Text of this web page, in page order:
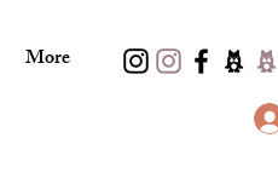
More